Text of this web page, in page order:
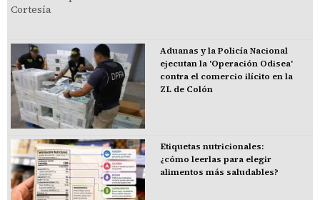
Aduanas y la Policía Nacional
ejecutan la 'Operación Odisea'
contra el comercio ilícito en la
ZL de Colón
Etiquetas nutricionales:
¿cómo leerlas para elegir
alimentos más saludables?